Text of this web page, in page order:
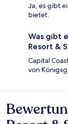
Ja, es gibt
bietet.
Was gibt
Resort &
Capital
von